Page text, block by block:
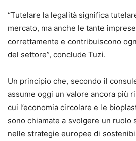
“Tutelare la legalità significa
mercato, ma anche le tante
correttamente e contribuiscono
del settore”, conclude Tuzi.
Un principio che, secondo il
assume oggi un valore ancora più
cui l’economia circolare e le
sono chiamate a svolgere un ruolo
nelle strategie europee di